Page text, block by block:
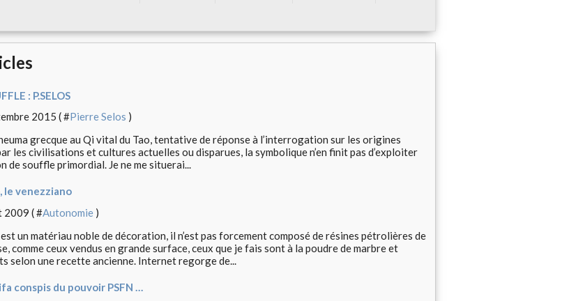
: P.SELOS
2015 ( #Pierre Selos )
grecque au Qi vital du Tao, tentative de réponse à l’interrogation sur les origines
les civilisations et cultures actuelles ou disparues, la symbolique n’en finit pas d’exploiter
de souffle primordial. Je ne me situerai...
le venezziano
2009 ( #Autonomie )
un matériau noble de décoration, il n’est pas forcement composé de résines pétrolières de
comme ceux vendus en grande surface, ceux que je fais sont à la poudre de marbre et
selon une recette ancienne. Internet regorge de...
conspis du pouvoir PSFN …